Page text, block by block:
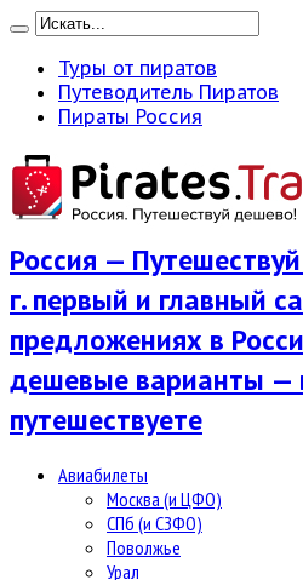
Туры от пиратов
Путеводитель Пиратов
Пираты Россия
Россия —
г. первый и главный
предложениях в
дешевые варианты —
путешествуете
Авиабилеты
Москва (и ЦФО)
СПб (и СЗФО)
Поволжье
Урал